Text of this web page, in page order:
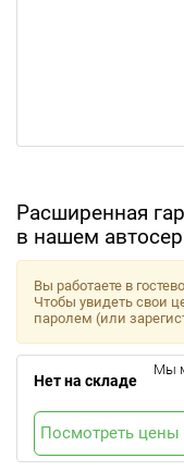
Расширенная
в нашем
Вы работаете в
Чтобы увидеть свои
паролем (или
Нет на складе
Мы
Посмотреть цены